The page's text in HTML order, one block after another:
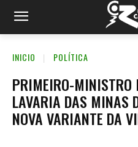
INICIO POLÍTICA
PRIMEIRO-MINISTRO
LAVARIA DAS MINAS
NOVA VARIANTE DA